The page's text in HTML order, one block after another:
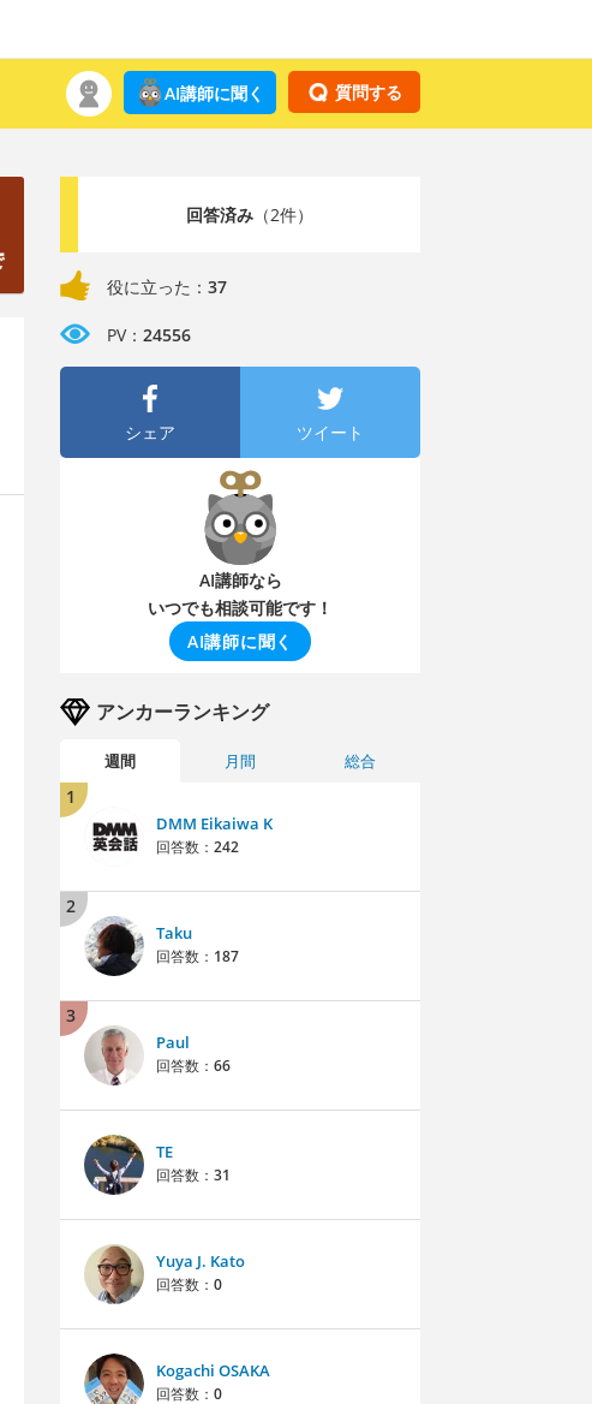
質問する
AI講師に聞く
回答済み（2件）
役に立った： 37
PV： 24556
シェア ツイート
AI講師なら
いつでも相談可能です！
AI講師に聞く
アンカーランキング
週間 月間 総合
1
DMM Eikaiwa K
回答数： 242
2
Taku
回答数： 187
3
Paul
回答数： 66
TE
回答数： 31
Yuya J. Kato
回答数： 0
Kogachi OSAKA
回答数： 0